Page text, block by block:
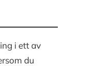
i ett av
du